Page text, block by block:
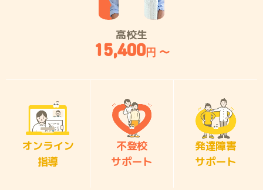
高校生
15,400円 〜
オンライン
指導
不登校
サポート
発達障害
サポート